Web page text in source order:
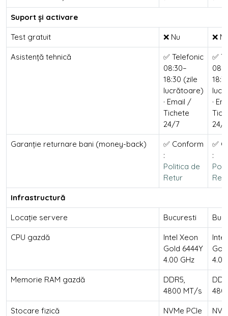
Suport și activare
Test gratuit ❌ Nu ❌
Asistență tehnică
✅ Telefonic
08:30–
18:30 (zile
lucrătoare)
· Email /
Tichete
24/7
✅
·
24/7
Garanție returnare bani (money-back)
✅ Conform
:
Politica de
Retur
✅
:
Infrastructură
Locație servere Bucuresti
CPU gazdă
Intel Xeon
Gold 6444Y
4.00 GHz
Memorie RAM gazdă
DDR5,
4800 MT/s
Stocare fizică
NVMe PCIe